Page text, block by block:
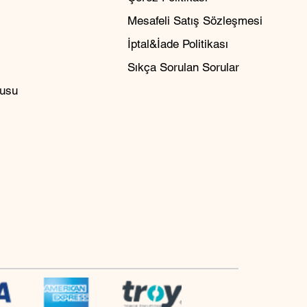
Mesafeli Satış Sözleşmesi
İptal&İade Politikası
Sıkça Sorulan Sorular